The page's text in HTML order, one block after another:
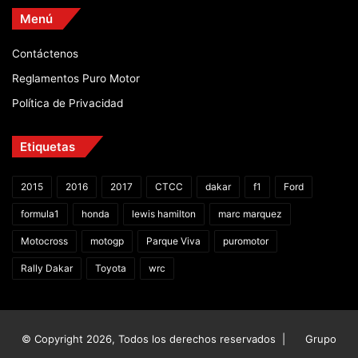
Menú
Contáctenos
Reglamentos Puro Motor
Política de Privacidad
Etiquetas
2015 2016 2017 CTCC dakar f1 Ford
formula1 honda lewis hamilton marc marquez
Motocross motogp Parque Viva puromotor
Rally Dakar Toyota wrc
© Copyright 2026, Todos los derechos reservados |
Grupo